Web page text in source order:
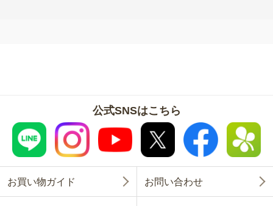
公式SNSはこちら
お買い物ガイド お問い合わせ